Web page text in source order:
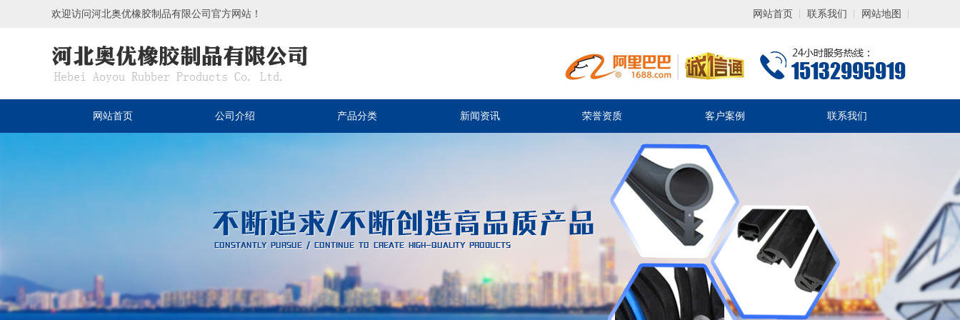
欢迎访问河北奥优橡胶制品有限公司官方网站！ 网站首页 联系我们 网站地图
网站首页 公司介绍 产品分类 新闻资讯 荣誉资质 客户案例 联系我们